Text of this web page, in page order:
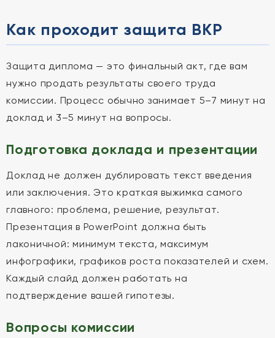
Как проходит защита ВКР
Защита диплома — это финальный акт, где вам
нужно продать результаты своего труда
комиссии. Процесс обычно занимает 5–7 минут на
доклад и 3–5 минут на вопросы.
Подготовка доклада и презентации
Доклад не должен дублировать текст введения
или заключения. Это краткая выжимка самого
главного: проблема, решение, результат.
Презентация в PowerPoint должна быть
лаконичной: минимум текста, максимум
инфографики, графиков роста показателей и схем.
Каждый слайд должен работать на
подтверждение вашей гипотезы.
Вопросы комиссии